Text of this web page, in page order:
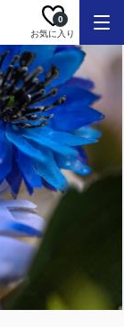
お気に入り
0